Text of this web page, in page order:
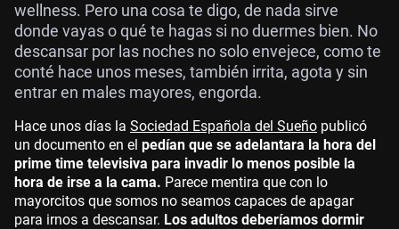
wellness. Pero una cosa te digo, de nada sirve
donde vayas o qué te hagas si no duermes bien. No
descansar por las noches no solo envejece, como te
conté hace unos meses, también irrita, agota y sin
entrar en males mayores, engorda.
Hace unos días la Sociedad Española del Sueño publicó
un documento en el pedían que se adelantara la hora del
prime time televisiva para invadir lo menos posible la
hora de irse a la cama. Parece mentira que con lo
mayorcitos que somos no seamos capaces de apagar
para irnos a descansar. Los adultos deberíamos dormir